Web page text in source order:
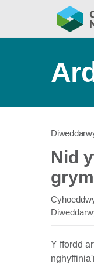
Nid
grym
Y ffordd